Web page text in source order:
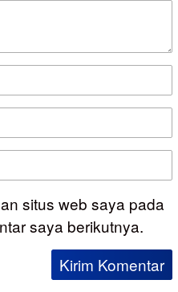
situs web saya pada
saya berikutnya.